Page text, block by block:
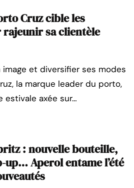
Cruz cible les
sa clientèle
image et diversifier ses modes
la marque leader du porto,
estivale axée sur…
: nouvelle bouteille,
Aperol entame l’été